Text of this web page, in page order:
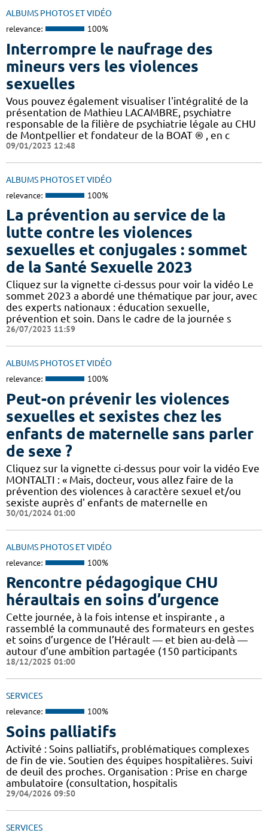
ALBUMS PHOTOS ET VIDÉO
relevance: 100%
Interrompre le naufrage des
mineurs vers les violences
sexuelles
Vous pouvez également visualiser l'intégralité de la
présentation de Mathieu LACAMBRE, psychiatre
responsable de la filière de psychiatrie légale au CHU
de Montpellier et fondateur de la BOAT ® , en c
09/01/2023 12:48
ALBUMS PHOTOS ET VIDÉO
relevance: 100%
La prévention au service de la
lutte contre les violences
sexuelles et conjugales : sommet
de la Santé Sexuelle 2023
Cliquez sur la vignette ci-dessus pour voir la vidéo Le
sommet 2023 a abordé une thématique par jour, avec
des experts nationaux : éducation sexuelle,
prévention et soin. Dans le cadre de la journée s
26/07/2023 11:59
ALBUMS PHOTOS ET VIDÉO
relevance: 100%
Peut-on prévenir les violences
sexuelles et sexistes chez les
enfants de maternelle sans parler
de sexe ?
Cliquez sur la vignette ci-dessus pour voir la vidéo Eve
MONTALTI : « Mais, docteur, vous allez faire de la
prévention des violences à caractère sexuel et/ou
sexiste auprès d' enfants de maternelle en
30/01/2024 01:00
ALBUMS PHOTOS ET VIDÉO
relevance: 100%
Rencontre pédagogique CHU
héraultais en soins d’urgence
Cette journée, à la fois intense et inspirante , a
rassemblé la communauté des formateurs en gestes
et soins d’urgence de l’Hérault — et bien au-delà —
autour d’une ambition partagée (150 participants
18/12/2025 01:00
SERVICES
relevance: 100%
Soins palliatifs
Activité : Soins palliatifs, problématiques complexes
de fin de vie. Soutien des équipes hospitalières. Suivi
de deuil des proches. Organisation : Prise en charge
ambulatoire (consultation, hospitalis
29/04/2026 09:50
SERVICES